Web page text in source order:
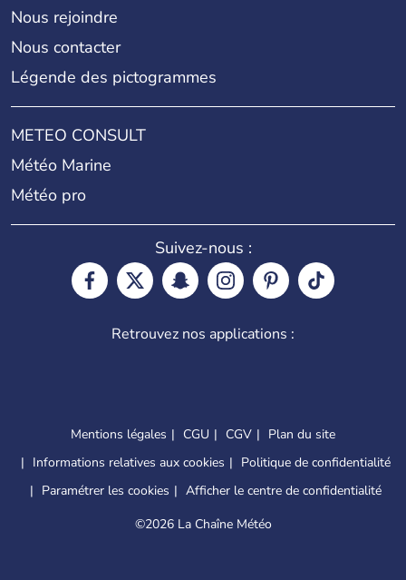
Nous rejoindre
Nous contacter
Légende des pictogrammes
METEO CONSULT
Météo Marine
Météo pro
Suivez-nous :
Retrouvez nos applications :
Mentions légales CGU CGV
Plan du site
Informations relatives aux cookies
Politique de confidentialité
Paramétrer les cookies
Afficher le centre de confidentialité
©2026 La Chaîne Météo